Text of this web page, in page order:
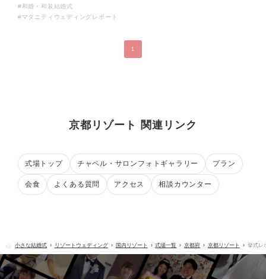
#和婚・和装結婚式
#マタニティウェディングレポート
1
京都リゾート 関連リンク
式場トップ チャペル・サロンフォトギャラリー プラン
会食 よくある質問 アクセス 相談カウンター
小さな結婚式 リゾートウェディング 国内リゾート 式場一覧 京都府 京都リゾート 挙式レ